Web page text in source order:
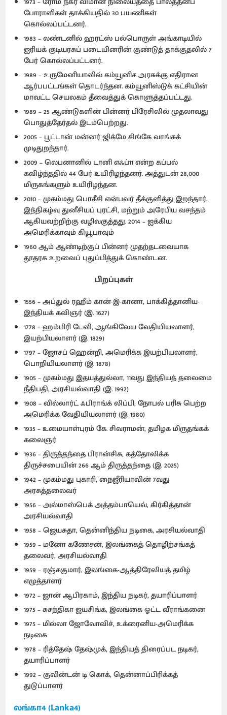
போராளிகள் தாக்கியதில் 30 பயணிகள்
கொல்லப்பட்டனர்.
1983 – லண்டனில் ஹரட்ஸ் பல்பொருள் அங்காடியில்
ஐரியக் குடியரசுப் படையினரின் குண்டுத் தாக்குதலில் 7
பேர் கொல்லப்பட்டனர்.
1989 – உருமேனியாவில் கம்யூனிச அரசுக்கு எதிரான
ஆர்பபட்டங்கள் தொடர்ந்தன. கம்யூனிஸ்டுக் கட்சியின்
மாவட்ட செயலகம் தீவைத்துக் கொளுத்தப்பட்டது.
1989 – 25 ஆண்டுகளின் பின்னர் பிரேசிலில் முதலாவது
பொதுத்தேர்தல் இடம்பெற்றது.
2005 – பூட்டான் மன்னர் ஜிக்மே சிங்கே வாங்சுக்
முடிதுறந்தார்.
2009 – லெபனானில் டானி எஃப்11 என்ற கப்பல்
கவிழ்ந்ததில் 44 பேர் உயிரிழந்தனர். அத்துடன் 28,000
மிருகங்களும் உயிரிழந்தன.
2010 – முகம்மது பொசீசி என்பவர் தீக்குளித்து இறந்தார்.
இந்நிகழ்வு துனீசியப் புரட்சி, மற்றும் அரேபிய வசந்தம்
ஆகியவற்றிற்கு வழிவகுத்தது. 2014 – ஐக்கிய
அமெரிக்காவும் கியூபாவும்
1960 ஆம் ஆண்டிற்குப் பின்னர் முதற்தடவையாக
தூதரக உறவைப் புதுப்பித்துக் கொண்டன.
பிறப்புகள்
1556 – அப்துல் ரஹீம் கான்-இ-கானா, பாக்கித்தானிய-
இந்தியக் கவிஞர் (இ. 1627)
1778 – ஹம்பிரி டேவி, ஆங்கிலேய வேதியியலாளர்,
இயற்பியலாளர் (இ. 1829)
1797 – ஜோசப் ஹென்றி, அமெரிக்க இயற்பியலாளர்,
பொறியியலாளர் (இ. 1878)
1905 – முகம்மது இதயத்துல்லா, 11வது இந்தியத் தலைமை
நீதிபதி, அரசியல்வாதி (இ. 1992)
1908 – வில்லார்ட் ஃபிராங்க் லிப்பி, நோபல் பரிசு பெற்ற
அமெரிக்க வேதியியலாளர் (இ. 1980)
1935 – உமையாள்புரம் கே. சிவராமன், தமிழக மிருதங்கக்
கலைஞர்
1936 – திருத்தந்தை பிரான்சிசு, கத்தோலிக்க
திருச்சபையின் 266 ஆம் திருத்தந்தை (இ. 2025)
1942 – முகம்மது புகாரி, நைஜீரியாவின் 7வது
அரசுத்தலைவர்
1956 – அல்மாஸ்பெக் அத்தம்பாயெவ், கிர்கித்தான்
அரசியல்வாதி
1958 – ஜெயசுதா, தென்னிந்திய நடிகை, அரசியல்வாதி
1959 – மனோ கணேசன், இலங்கைத் தொழிற்சங்கத்
தலைவர், அரசியல்வாதி
1959 – ரஞ்சகுமார், இலங்கை-ஆத்திரேலியத் தமிழ்
எழுத்தாளர்
1972 – ஜான் ஆபிரகாம், இந்திய நடிகர், தயாரிப்பாளர்
1975 – சுசந்திகா ஜயசிங்க, இலங்கை ஓட்ட வீராங்கனை
1975 – மில்லா ஜோவோவிச், உக்ரைனிய-அமெரிக்க
நடிகை
1978 – ரித்தேஷ் தேஷ்முக், இந்தியத் திரைப்பட நடிகர்,
தயாரிப்பாளர்
1992 – குவின்டன் டி கொக், தென்னாப்பிரிக்கத்
துடுப்பாளர்
லங்கா4 (Lanka4)